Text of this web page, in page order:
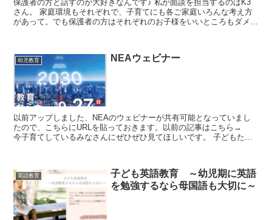
保護者の方と話すのが大好きなんです♪ 私が面談を担当するのはK3
さん。 家庭環境もそれぞれで、子育てにも各ご家庭いろんな考え方
があって。でも保護者の方はそれぞれのお子様をいいところもダメな
幼児教育 NEAウェビナー
以前アップしました、NEAのウェビナーが共有可能となっていまし
たので、こちらにURLを貼っておきます。以前の記事はこちら→
今子育てしているみなさんにぜひぜひ見てほしいです。 子どもたち
英語教育
子ども英語教育 ～幼児期に英語
を勉強するなら母国語も大切に～